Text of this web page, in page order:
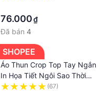
76.000₫
Đã bán 4
SHOPEE
Áo Thun Crop Top Tay Ngắn
In Họa Tiết Ngôi Sao Thời
Trang Mùa Hè Cho Nữ y2k
(67)